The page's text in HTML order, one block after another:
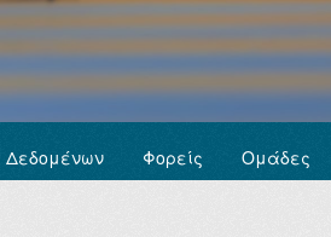
Δεδομένων Φορείς Ομάδες